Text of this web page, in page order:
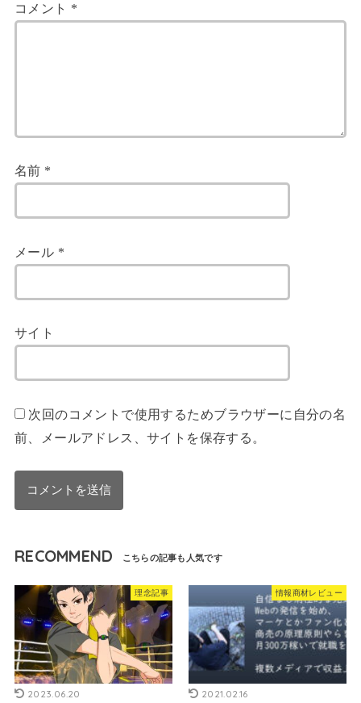
コメント *
名前 *
メール *
サイト
次回のコメントで使用するためブラウザーに自分の名
前、メールアドレス、サイトを保存する。
RECOMMEND
理念記事
2023.06.20
情報商材レビュー
2021.02.16